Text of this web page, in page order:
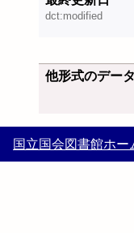
dct:modified
他形式のデータ
国立国会図書館ホー